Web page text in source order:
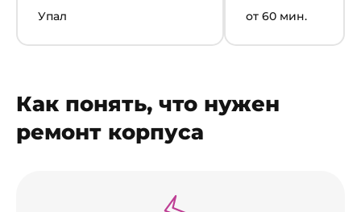
Упал от 60 мин.
Как понять, что нужен
ремонт корпуса